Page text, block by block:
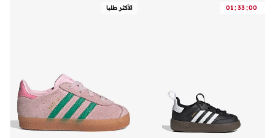
01:33:00 الأكثر طلبا